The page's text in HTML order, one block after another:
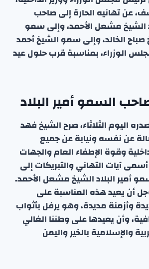
عن تهانيه الحارة إلى صاحب
الشيخ مشعل الأحمد، وإلى سمو
الخالد، وإلى سمو الشيخ أحمد
الوزراء، بمناسبة قرب حلول عيد
السمو أمير البلاد
اليوم الثلاثاء، صرح الشيخ فهد
عن نفسه ونيابة عن جميع
وقوة الإطفاء العام والجهات
أسمى آيات التهاني والتبريكات إلى
أمير البلاد الشيخ مشعل الأحمد.
أن يعيد هذه المناسبة على
وأزمنة مديدة، وهو يرفل بأثواب
وأن يعيدها على وطننا الغالي
والإسلامية بالخير واليمن